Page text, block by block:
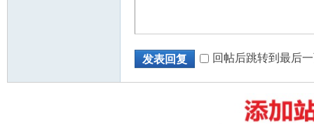
发表回复 回帖后跳转到最后